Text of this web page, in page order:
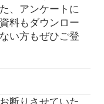
、アンケートに
料もダウンロー
い方もぜひご登